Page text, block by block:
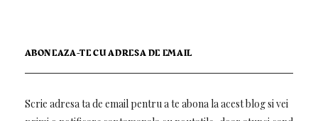
ABONEAZA-TE CU ADRESA DE EMAIL
Scrie adresa ta de email pentru a te abona la acest blog si vei